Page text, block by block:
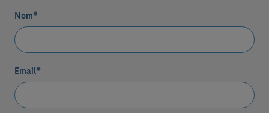
Nom*
Email*